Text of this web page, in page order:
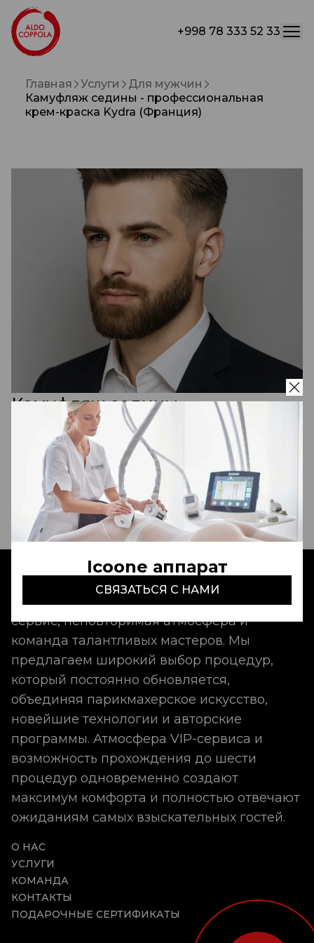
+998 78 333 52 33
Icoone аппарат
СВЯЗАТЬСЯ С НАМИ
Главная Услуги
Для мужчин
Камуфляж седины - профессиональная
крем-краска Kydra (Франция)
Камуфляж седины -
профессиональная крем-краска
Kydra (Франция)
650 000 - 800 000 сум
Записаться
Aldo Coppola Tashkent- это идеальный
сервис, неповторимая атмосфера и
команда талантливых мастеров. Мы
предлагаем широкий выбор процедур,
который постоянно обновляется,
объединяя парикмахерское искусство,
новейшие технологии и авторские
программы. Атмосфера VIP-сервиса и
возможность прохождения до шести
процедур одновременно создают
максимум комфорта и полностью отвечают
ожиданиям самых взыскательных гостей.
О НАС
УСЛУГИ
КОМАНДА
КОНТАКТЫ
ПОДАРОЧНЫЕ СЕРТИФИКАТЫ